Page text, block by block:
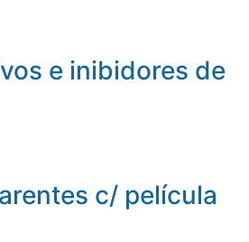
e inibidores de
c/ película